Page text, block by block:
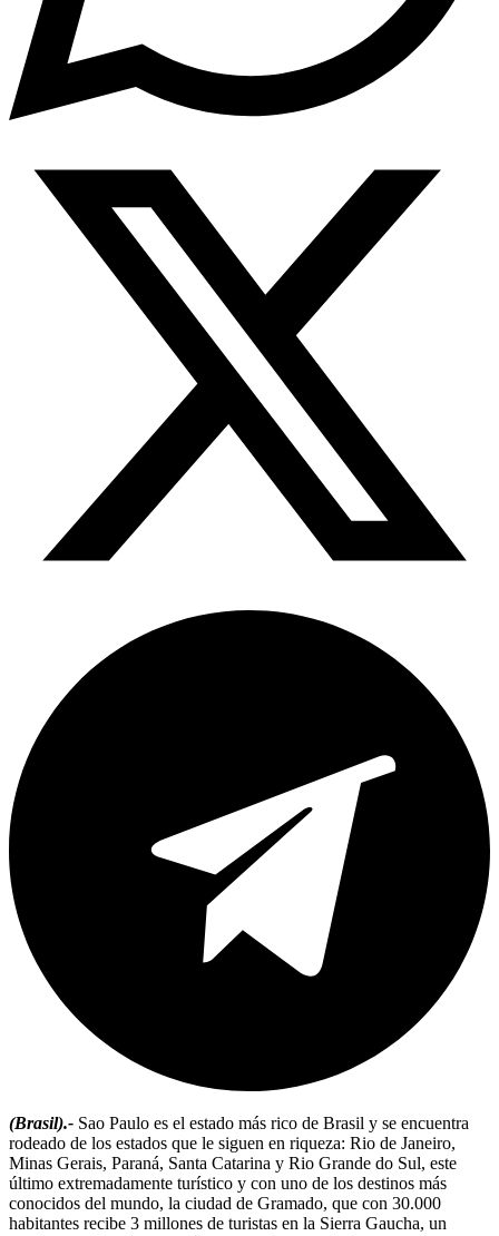
(Brasil).- Sao Paulo es el estado más rico de Brasil y se encuentra
rodeado de los estados que le siguen en riqueza: Rio de Janeiro,
Minas Gerais, Paraná, Santa Catarina y Rio Grande do Sul, este
último extremadamente turístico y con uno de los destinos más
conocidos del mundo, la ciudad de Gramado, que con 30.000
habitantes recibe 3 millones de turistas en la Sierra Gaucha, un